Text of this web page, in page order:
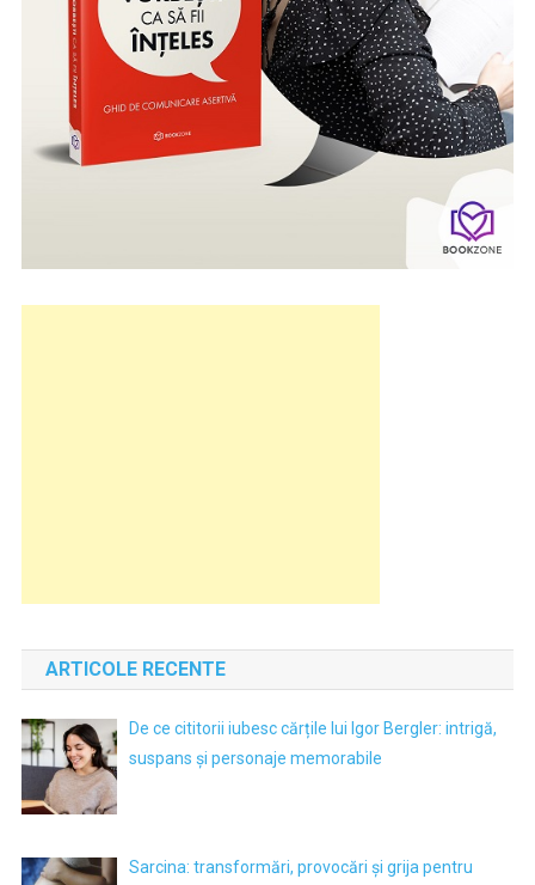
ARTICOLE RECENTE
De ce cititorii iubesc cărțile lui Igor Bergler: intrigă,
suspans și personaje memorabile
Sarcina: transformări, provocări și grija pentru